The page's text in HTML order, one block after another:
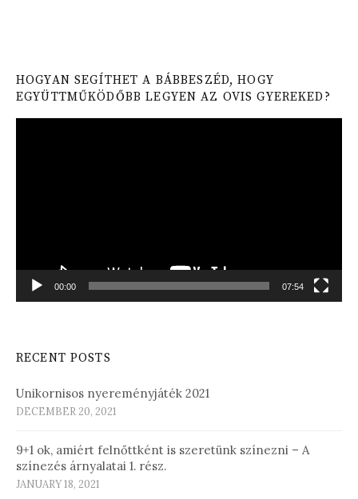
HOGYAN SEGÍTHET A BÁBBESZÉD, HOGY
EGYÜTTMŰKÖDŐBB LEGYEN AZ OVIS GYEREKED?
00:00 07:54
RECENT POSTS
Unikornisos nyereményjáték 2021
DECEMBER 20, 2021
9+1 ok, amiért felnőttként is szeretünk színezni – A
színezés árnyalatai 1. rész.
JANUARY 18, 2021